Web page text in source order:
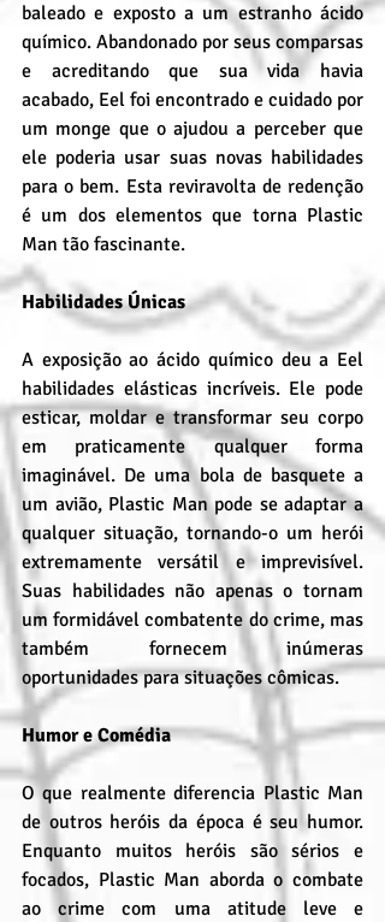
baleado e exposto a um estranho ácido
químico. Abandonado por seus comparsas
e acreditando que sua vida havia
acabado, Eel foi encontrado e cuidado por
um monge que o ajudou a perceber que
ele poderia usar suas novas habilidades
para o bem. Esta reviravolta de redenção
é um dos elementos que torna Plastic
Man tão fascinante.
Habilidades Únicas
A exposição ao ácido químico deu a Eel
habilidades elásticas incríveis. Ele pode
esticar, moldar e transformar seu corpo
em praticamente qualquer forma
imaginável. De uma bola de basquete a
um avião, Plastic Man pode se adaptar a
qualquer situação, tornando-o um herói
extremamente versátil e imprevisível.
Suas habilidades não apenas o tornam
um formidável combatente do crime, mas
também fornecem inúmeras
oportunidades para situações cômicas.
Humor e Comédia
O que realmente diferencia Plastic Man
de outros heróis da época é seu humor.
Enquanto muitos heróis são sérios e
focados, Plastic Man aborda o combate
ao crime com uma atitude leve e